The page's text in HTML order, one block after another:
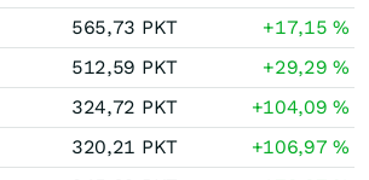
565,73 PKT +17,15%
512,59 PKT +29,29%
324,72 PKT +104,09%
320,21 PKT +106,97%